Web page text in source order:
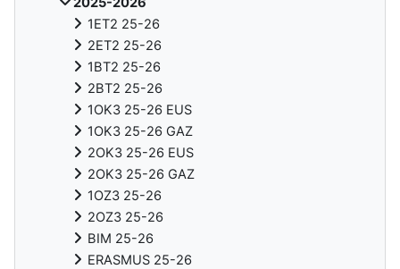
1ET2 25-26
2ET2 25-26
1BT2 25-26
2BT2 25-26
1OK3 25-26 EUS
1OK3 25-26 GAZ
2OK3 25-26 EUS
2OK3 25-26 GAZ
1OZ3 25-26
2OZ3 25-26
BIM 25-26
ERASMUS 25-26